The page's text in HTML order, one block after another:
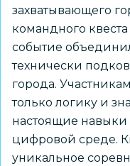
захватывающего
командного
событие
технически
города.
только логику и
настоящие навыки
цифровой среде.
уникальное